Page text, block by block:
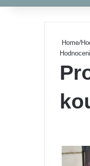
Home/
Hodnoceni